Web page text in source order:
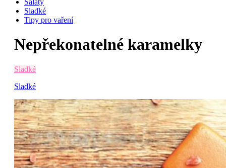
Saláty
Sladké
Tipy pro vaření
Nepřekonatelné karamelky
Sladké
Sladké